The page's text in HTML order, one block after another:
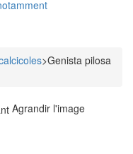
>Genista pilosa
Agrandir l'image